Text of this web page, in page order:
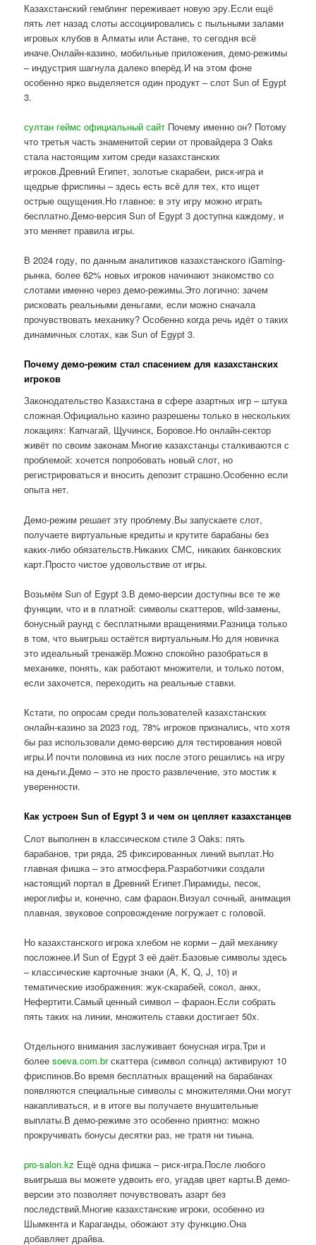
Казахстанский гемблинг переживает новую эру.Если ещё
пять лет назад слоты ассоциировались с пыльными залами
игровых клубов в Алматы или Астане, то сегодня всё
иначе.Онлайн-казино, мобильные приложения, демо-режимы
– индустрия шагнула далеко вперёд.И на этом фоне
особенно ярко выделяется один продукт – слот Sun of Egypt
3.
султан геймс официальный сайт Почему именно он? Потому
что третья часть знаменитой серии от провайдера 3 Oaks
стала настоящим хитом среди казахстанских
игроков.Древний Египет, золотые скарабеи, риск-игра и
щедрые фриспины – здесь есть всё для тех, кто ищет
острые ощущения.Но главное: в эту игру можно играть
бесплатно.Демо-версия Sun of Egypt 3 доступна каждому, и
это меняет правила игры.
В 2024 году, по данным аналитиков казахстанского iGaming-
рынка, более 62% новых игроков начинают знакомство со
слотами именно через демо-режимы.Это логично: зачем
рисковать реальными деньгами, если можно сначала
прочувствовать механику? Особенно когда речь идёт о таких
динамичных слотах, как Sun of Egypt 3.
Почему демо-режим стал спасением для казахстанских
игроков
Законодательство Казахстана в сфере азартных игр – штука
сложная.Официально казино разрешены только в нескольких
локациях: Капчагай, Щучинск, Боровое.Но онлайн-сектор
живёт по своим законам.Многие казахстанцы сталкиваются с
проблемой: хочется попробовать новый слот, но
регистрироваться и вносить депозит страшно.Особенно если
опыта нет.
Демо-режим решает эту проблему.Вы запускаете слот,
получаете виртуальные кредиты и крутите барабаны без
каких-либо обязательств.Никаких СМС, никаких банковских
карт.Просто чистое удовольствие от игры.
Возьмём Sun of Egypt 3.В демо-версии доступны все те же
функции, что и в платной: символы скаттеров, wild-замены,
бонусный раунд с бесплатными вращениями.Разница только
в том, что выигрыш остаётся виртуальным.Но для новичка
это идеальный тренажёр.Можно спокойно разобраться в
механике, понять, как работают множители, и только потом,
если захочется, переходить на реальные ставки.
Кстати, по опросам среди пользователей казахстанских
онлайн-казино за 2023 год, 78% игроков признались, что хотя
бы раз использовали демо-версию для тестирования новой
игры.И почти половина из них после этого решились на игру
на деньги.Демо – это не просто развлечение, это мостик к
уверенности.
Как устроен Sun of Egypt 3 и чем он цепляет казахстанцев
Слот выполнен в классическом стиле 3 Oaks: пять
барабанов, три ряда, 25 фиксированных линий выплат.Но
главная фишка – это атмосфера.Разработчики создали
настоящий портал в Древний Египет.Пирамиды, песок,
иероглифы и, конечно, сам фараон.Визуал сочный, анимация
плавная, звуковое сопровождение погружает с головой.
Но казахстанского игрока хлебом не корми – дай механику
посложнее.И Sun of Egypt 3 её даёт.Базовые символы здесь
– классические карточные знаки (A, K, Q, J, 10) и
тематические изображения: жук-скарабей, сокол, анкх,
Нефертити.Самый ценный символ – фараон.Если собрать
пять таких на линии, множитель ставки достигает 50x.
Отдельного внимания заслуживает бонусная игра.Три и
болееsoeva.com.brскаттера (символ солнца) активируют 10
фриспинов.Во время бесплатных вращений на барабанах
появляются специальные символы с множителями.Они могут
накапливаться, и в итоге вы получаете внушительные
выплаты.В демо-режиме это особенно приятно: можно
прокручивать бонусы десятки раз, не тратя ни тиына.
pro-salon.kz Ещё одна фишка – риск-игра.После любого
выигрыша вы можете удвоить его, угадав цвет карты.В демо-
версии это позволяет почувствовать азарт без
последствий.Многие казахстанские игроки, особенно из
Шымкента и Караганды, обожают эту функцию.Она
добавляет драйва.